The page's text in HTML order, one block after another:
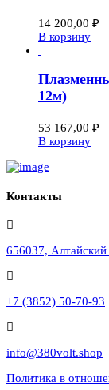
14 200,00 ₽
В корзину
12м)
53 167,00 ₽
В корзину
Контакты
656037,
+7 (3852) 50-70-93
info@380volt.shop
Политика в